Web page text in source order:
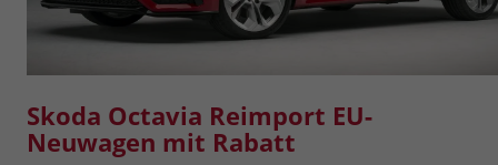
Skoda Octavia Reimport EU-
Neuwagen mit Rabatt